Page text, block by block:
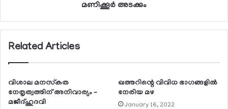
മണിക്കൂര്‍ അടക്കും
Related Articles
വിശാല മനസ്‌കത
നേതൃത്വത്തിന് അനിവാര്യം –
മജീദ്ഹുദവി
ഖത്തറിന്റെ വിവിധ ഭാഗങ്ങളില്‍
നേരിയ മഴ
January 16, 2022